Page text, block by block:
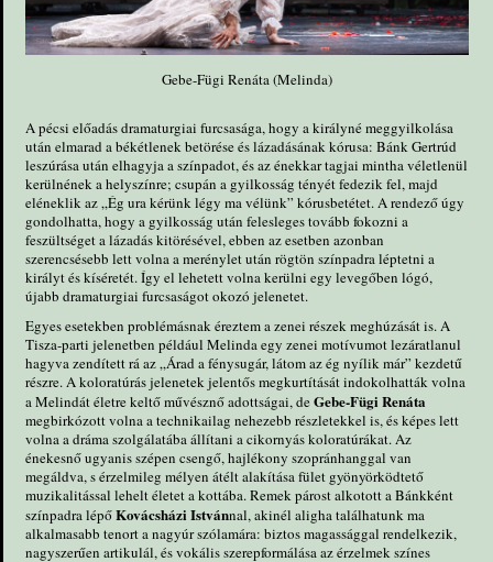
Gebe-Fügi Renáta (Melinda)
A pécsi előadás dramaturgiai furcsasága, hogy a királyné meggyilkolása
után elmarad a békétlenek betörése és lázadásának kórusa: Bánk Gertrúd
leszúrása után elhagyja a színpadot, és az énekkar tagjai mintha véletlenül
kerülnének a helyszínre; csupán a gyilkosság tényét fedezik fel, majd
eléneklik az „Ég ura kérünk légy ma vélünk” kórusbetétet. A rendező úgy
gondolhatta, hogy a gyilkosság után felesleges tovább fokozni a
feszültséget a lázadás kitörésével, ebben az esetben azonban
szerencsésebb lett volna a merénylet után rögtön színpadra léptetni a
királyt és kíséretét. Így el lehetett volna kerülni egy levegőben lógó,
újabb dramaturgiai furcsaságot okozó jelenetet.
Egyes esetekben problémásnak éreztem a zenei részek meghúzását is. A
Tisza-parti jelenetben például Melinda egy zenei motívumot lezáratlanul
hagyva zendített rá az „Árad a fénysugár, látom az ég nyílik már” kezdetű
részre. A koloratúrás jelenetek jelentős megkurtítását indokolhatták volna
a Melindát életre keltő művésznő adottságai, deGebe-Fügi Renáta
megbirkózott volna a technikailag nehezebb részletekkel is, és képes lett
volna a dráma szolgálatába állítani a cikornyás koloratúrákat. Az
énekesnő ugyanis szépen csengő, hajlékony szopránhanggal van
megáldva, s érzelmileg mélyen átélt alakítása fület gyönyörködtető
muzikalitással lehelt életet a kottába. Remek párost alkotott a Bánkként
színpadra lépőKovácsházi Istvánnal, akinél aligha találhatunk ma
alkalmasabb tenort a nagyúr szólamára: biztos magassággal rendelkezik,
nagyszerűen artikulál, és vokális szerepformálása az érzelmek színes